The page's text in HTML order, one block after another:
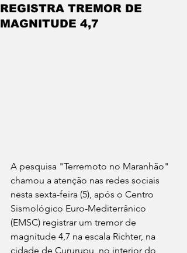
REGISTRA TREMOR DE
MAGNITUDE 4,7
A pesquisa "Terremoto no Maranhão"
chamou a atenção nas redes sociais
nesta sexta-feira (5), após o Centro
Sismológico Euro-Mediterrânico
(EMSC) registrar um tremor de
magnitude 4,7 na escala Richter, na
cidade de Cururupu, no interior do